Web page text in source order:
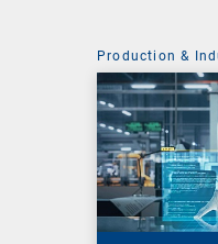
Production &